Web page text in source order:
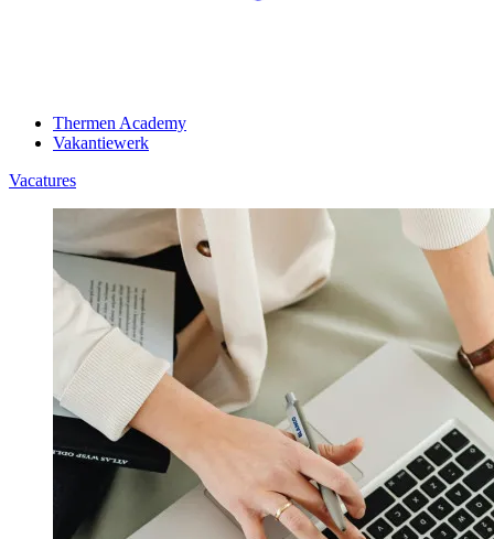
Thermen Academy
Vakantiewerk
Vacatures